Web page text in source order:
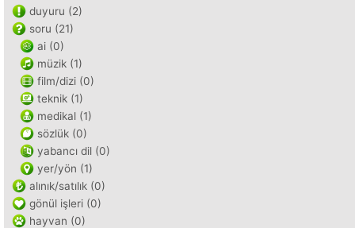
duyuru (2)
soru (21)
ai (0)
müzik (1)
film/dizi (0)
teknik (1)
medikal (1)
sözlük (0)
yabancı dil (0)
yer/yön (1)
alınık/satılık (0)
gönül işleri (0)
hayvan (0)